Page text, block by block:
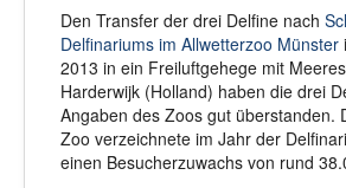
Den Transfer der drei Delfine nach
Delfinariums im Allwetterzoo Münster
2013 in ein Freiluftgehege mit
Harderwijk (Holland) haben die drei
Angaben des Zoos gut überstanden.
Zoo verzeichnete im Jahr der
einen Besucherzuwachs von rund